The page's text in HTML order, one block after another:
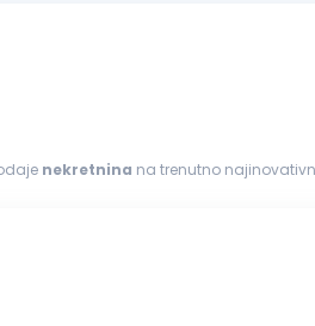
nekretnina na trenutno